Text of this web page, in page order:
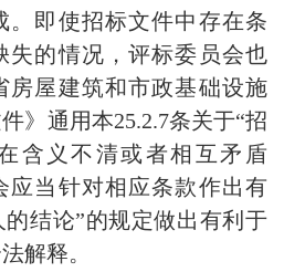
。即使招标文件中存在条
失的情况，评标委员会也
房屋建筑和市政基础设施
》通用本25.2.7条关于“招
含义不清或者相互矛盾
应当针对相应条款作出有
结论”的规定做出有利于
解释。